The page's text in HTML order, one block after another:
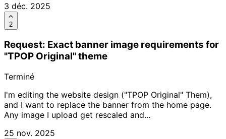
3 déc. 2025
2
Request: Exact banner image requirements for
"TPOP Original" theme
Terminé
I'm editing the website design ("TPOP Original" Them),
and I want to replace the banner from the home page.
Any image I upload get rescaled and...
25 nov. 2025